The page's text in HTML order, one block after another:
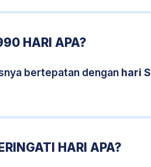
HARI APA?
bertepatan dengan hari
HARI APA?